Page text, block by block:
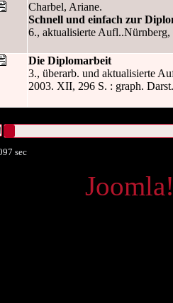
Charbel, Ariane.
Schnell und einfach zur
6., aktualisierte
Die Diplomarbeit
3., überarb. und aktualisierte
2003. XII, 296 S. : graph.
sec